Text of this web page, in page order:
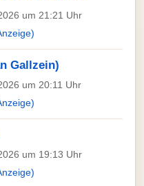
um 21:21 Uhr
Gallzein)
um 20:11 Uhr
um 19:13 Uhr